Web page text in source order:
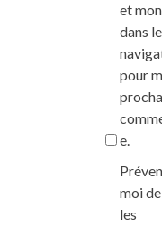
et
dans le
pour
e.
moi
les